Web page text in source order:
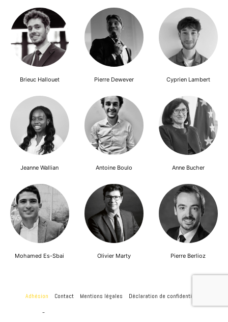
Brieuc Hallouet Pierre Dewever Cyprien Lambert
Jeanne Wallian Antoine Boulo Anne Bucher
Mohamed Es-Sbai Olivier Marty Pierre Berlioz
Adhésion Contact Mentions légales Déclaration de confidentialité
© Copyright - Confrontations Europe - Think Tank Européen